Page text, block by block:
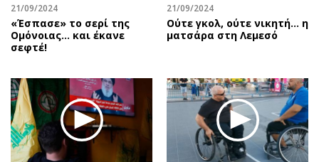
21/09/2024
«Έσπασε» το σερί της
Ομόνοιας… και έκανε
σεφτέ!
21/09/2024
Ούτε γκολ, ούτε νικητή… η
ματσάρα στη Λεμεσό